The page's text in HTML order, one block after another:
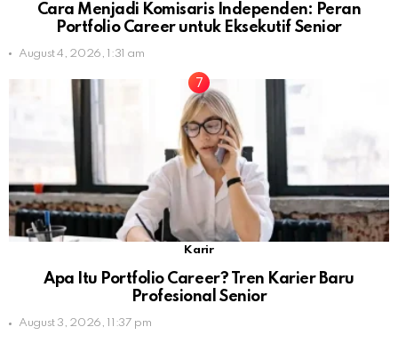
Cara Menjadi Komisaris Independen: Peran
Portfolio Career untuk Eksekutif Senior
August 4, 2026, 1:31 am
Karir
Apa Itu Portfolio Career? Tren Karier Baru
Profesional Senior
August 3, 2026, 11:37 pm